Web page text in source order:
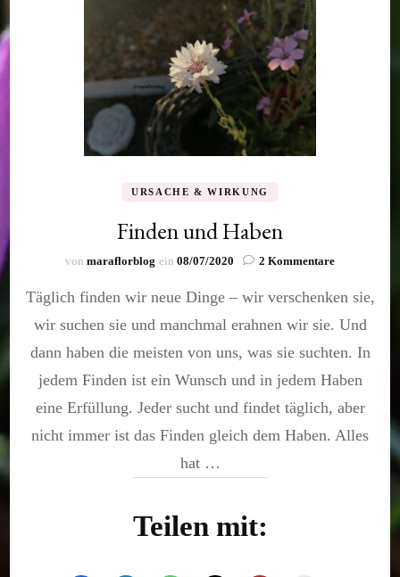
URSACHE & WIRKUNG
Finden und Haben
von maraflorblog ein 08/07/2020 2 Kommentarezu
und
Täglich finden wir neue Dinge – wir verschenken sie,
wir suchen sie und manchmal erahnen wir sie. Und
dann haben die meisten von uns, was sie suchten. In
jedem Finden ist ein Wunsch und in jedem Haben
eine Erfüllung. Jeder sucht und findet täglich, aber
nicht immer ist das Finden gleich dem Haben. Alles
hat …
Teilen mit: